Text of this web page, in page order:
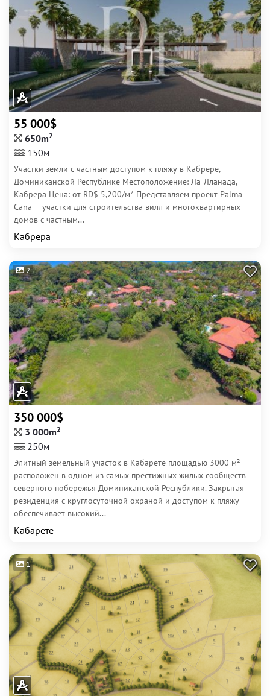
55 000$
650m2
150м
Участки земли с частным доступом к пляжу в Кабрере,
Доминиканской Республике Местоположение: Ла-Лланада,
Кабрера Цена: от RD$ 5,200/м² Представляем проект Palma
Cana — участки для строительства вилл и многоквартирных
домов с частным...
Кабрера
2
350 000$
3 000m2
250м
Элитный земельный участок в Кабарете площадью 3000 м²
расположен в одном из самых престижных жилых сообществ
северного побережья Доминиканской Республики. Закрытая
резиденция с круглосуточной охраной и доступом к пляжу
обеспечивает высокий...
Кабарете
1